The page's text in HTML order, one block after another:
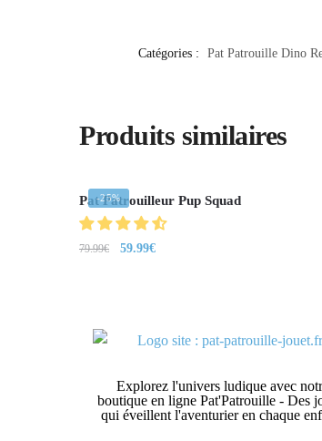
Catégories : Pat Patrouille Dino
Produits similaires
-25%
Pat Patrouilleur Pup Squad
79.99€ 59.99€
Explorez l'univers ludique avec
boutique en ligne Pat'Patrouille - Des
qui éveillent l'aventurier en chaque